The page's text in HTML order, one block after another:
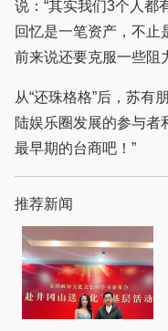
说：“其实我们3个人都
回忆是一笔资产，不止
前来说还要克服一些阻
从“还珠格格”后，苏有
陆娱乐圈发展的参与者
最早期的台商吧！”
推荐新闻